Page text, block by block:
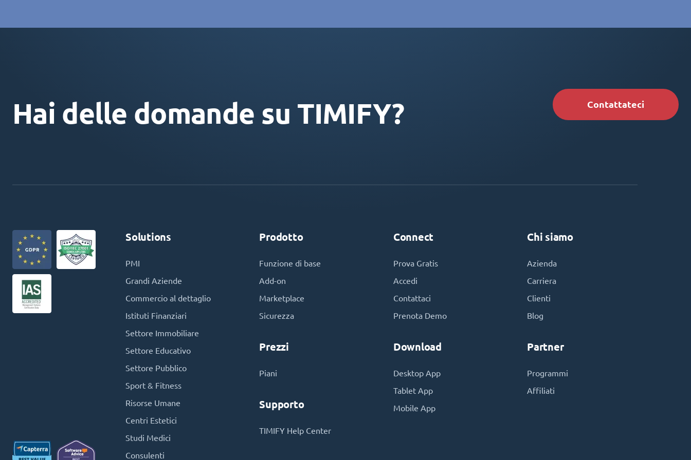
Hai delle domande su TIMIFY? Contattateci
Solutions
PMI
Grandi Aziende
Commercio al dettaglio
Istituti Finanziari
Settore Immobiliare
Settore Educativo
Settore Pubblico
Sport & Fitness
Risorse Umane
Centri Estetici
Studi Medici
Consulenti
Prodotto
Funzione di base
Add-on
Marketplace
Sicurezza
Prezzi
Piani
Supporto
TIMIFY Help Center
Connect
Prova Gratis
Accedi
Contattaci
Prenota Demo
Download
Desktop App
Tablet App
Mobile App
Chi siamo
Azienda
Carriera
Clienti
Blog
Partner
Programmi
Affiliati